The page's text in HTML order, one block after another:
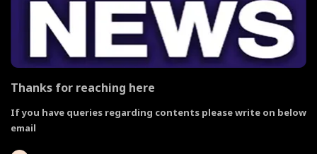
Thanks for reaching here
If you have queries regarding contents please write on below
email